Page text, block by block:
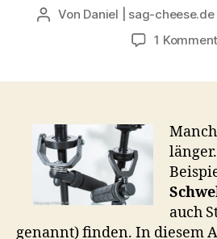
Beitragsautor
Von Daniel | sag-cheese.de
1
auch
genannt) finden. In diesem